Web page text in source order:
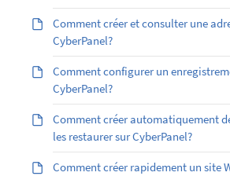
Comment créer et consulter une
CyberPanel?
Comment configurer un
CyberPanel?
Comment créer automatiquement
les restaurer sur CyberPanel?
Comment créer rapidement un site